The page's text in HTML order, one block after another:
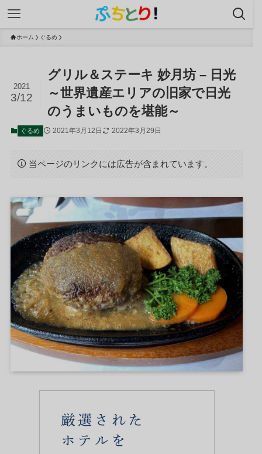
ホーム ぐるめ
グリル＆ステーキ 妙月坊 – 日光
～世界遺産エリアの旧家で日光
のうまいものを堪能～
2021
3/12
ぐるめ 2021年3月12日 2022年3月29日
当ページのリンクには広告が含まれています。